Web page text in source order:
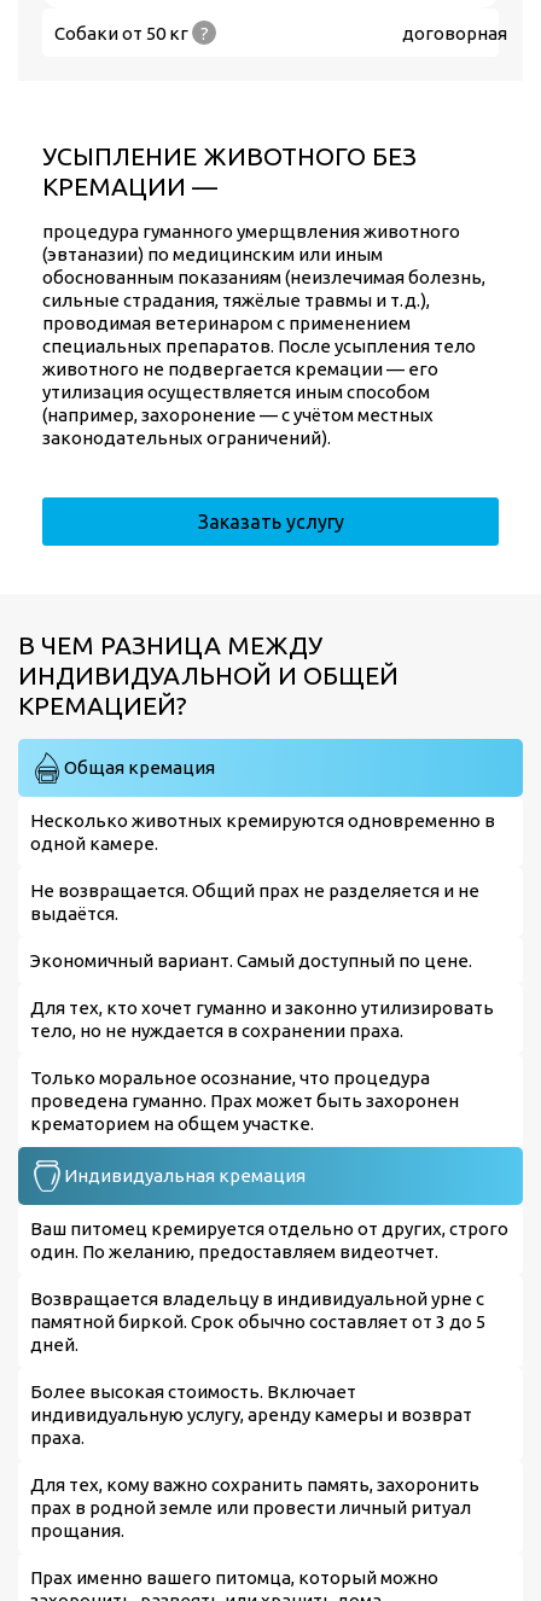
Собаки от 50 кг ? договорная
УСЫПЛЕНИЕ ЖИВОТНОГО БЕЗ
КРЕМАЦИИ —
процедура гуманного умерщвления животного
(эвтаназии) по медицинским или иным
обоснованным показаниям (неизлечимая болезнь,
сильные страдания, тяжёлые травмы и т. д.),
проводимая ветеринаром с применением
специальных препаратов. После усыпления тело
животного не подвергается кремации — его
утилизация осуществляется иным способом
(например, захоронение — с учётом местных
законодательных ограничений).
Заказать услугу
В ЧЕМ РАЗНИЦА МЕЖДУ
ИНДИВИДУАЛЬНОЙ И ОБЩЕЙ
КРЕМАЦИЕЙ?
Общая кремация
Несколько животных кремируются одновременно в
одной камере.
Не возвращается. Общий прах не разделяется и не
выдаётся.
Экономичный вариант. Самый доступный по цене.
Для тех, кто хочет гуманно и законно утилизировать
тело, но не нуждается в сохранении праха.
Только моральное осознание, что процедура
проведена гуманно. Прах может быть захоронен
крематорием на общем участке.
Индивидуальная кремация
Ваш питомец кремируется отдельно от других, строго
один. По желанию, предоставляем видеотчет.
Возвращается владельцу в индивидуальной урне с
памятной биркой. Срок обычно составляет от 3 до 5
дней.
Более высокая стоимость. Включает
индивидуальную услугу, аренду камеры и возврат
праха.
Для тех, кому важно сохранить память, захоронить
прах в родной земле или провести личный ритуал
прощания.
Прах именно вашего питомца, который можно